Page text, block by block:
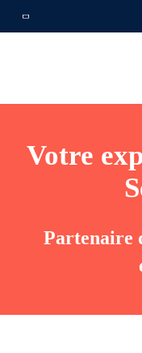
Votre
Partenaire